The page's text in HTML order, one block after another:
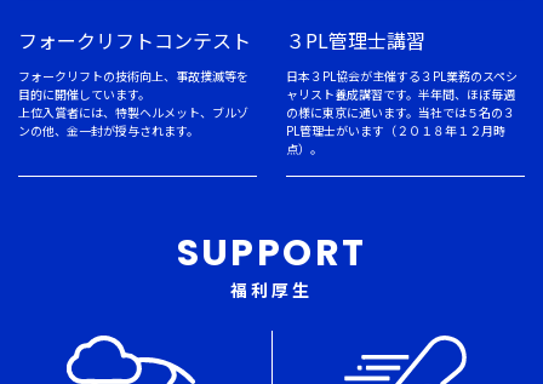
フォークリフトコンテスト
フォークリフトの技術向上、事故撲滅等を
目的に開催しています。
上位入賞者には、特製ヘルメット、ブルゾ
ンの他、金一封が授与されます。
３PL管理士講習
日本３PL協会が主催する３PL業務のスペシ
ャリスト養成講習です。半年間、ほぼ毎週
の様に東京に通います。当社では５名の３
PL管理士がいます（２０１８年１２月時
点）。
SUPPORT
福利厚生